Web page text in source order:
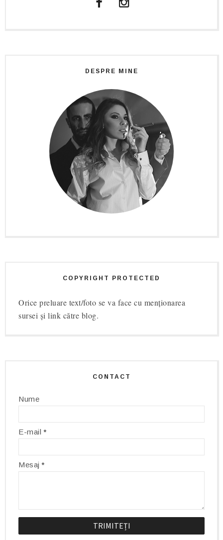
DESPRE MINE
COPYRIGHT PROTECTED
Orice preluare text/foto se va face cu menționarea
sursei și link către blog.
CONTACT
Nume
E-mail*
Mesaj*